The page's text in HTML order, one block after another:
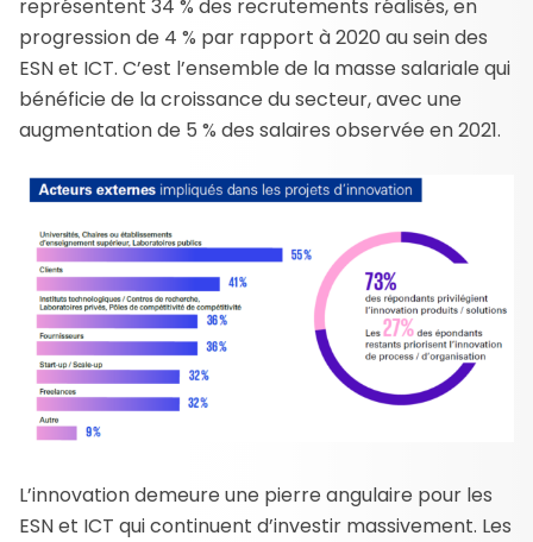
représentent 34 % des recrutements réalisés, en
progression de 4 % par rapport à 2020 au sein des
ESN et ICT. C’est l’ensemble de la masse salariale qui
bénéficie de la croissance du secteur, avec une
augmentation de 5 % des salaires observée en 2021.
L’innovation demeure une pierre angulaire pour les
ESN et ICT qui continuent d’investir massivement. Les